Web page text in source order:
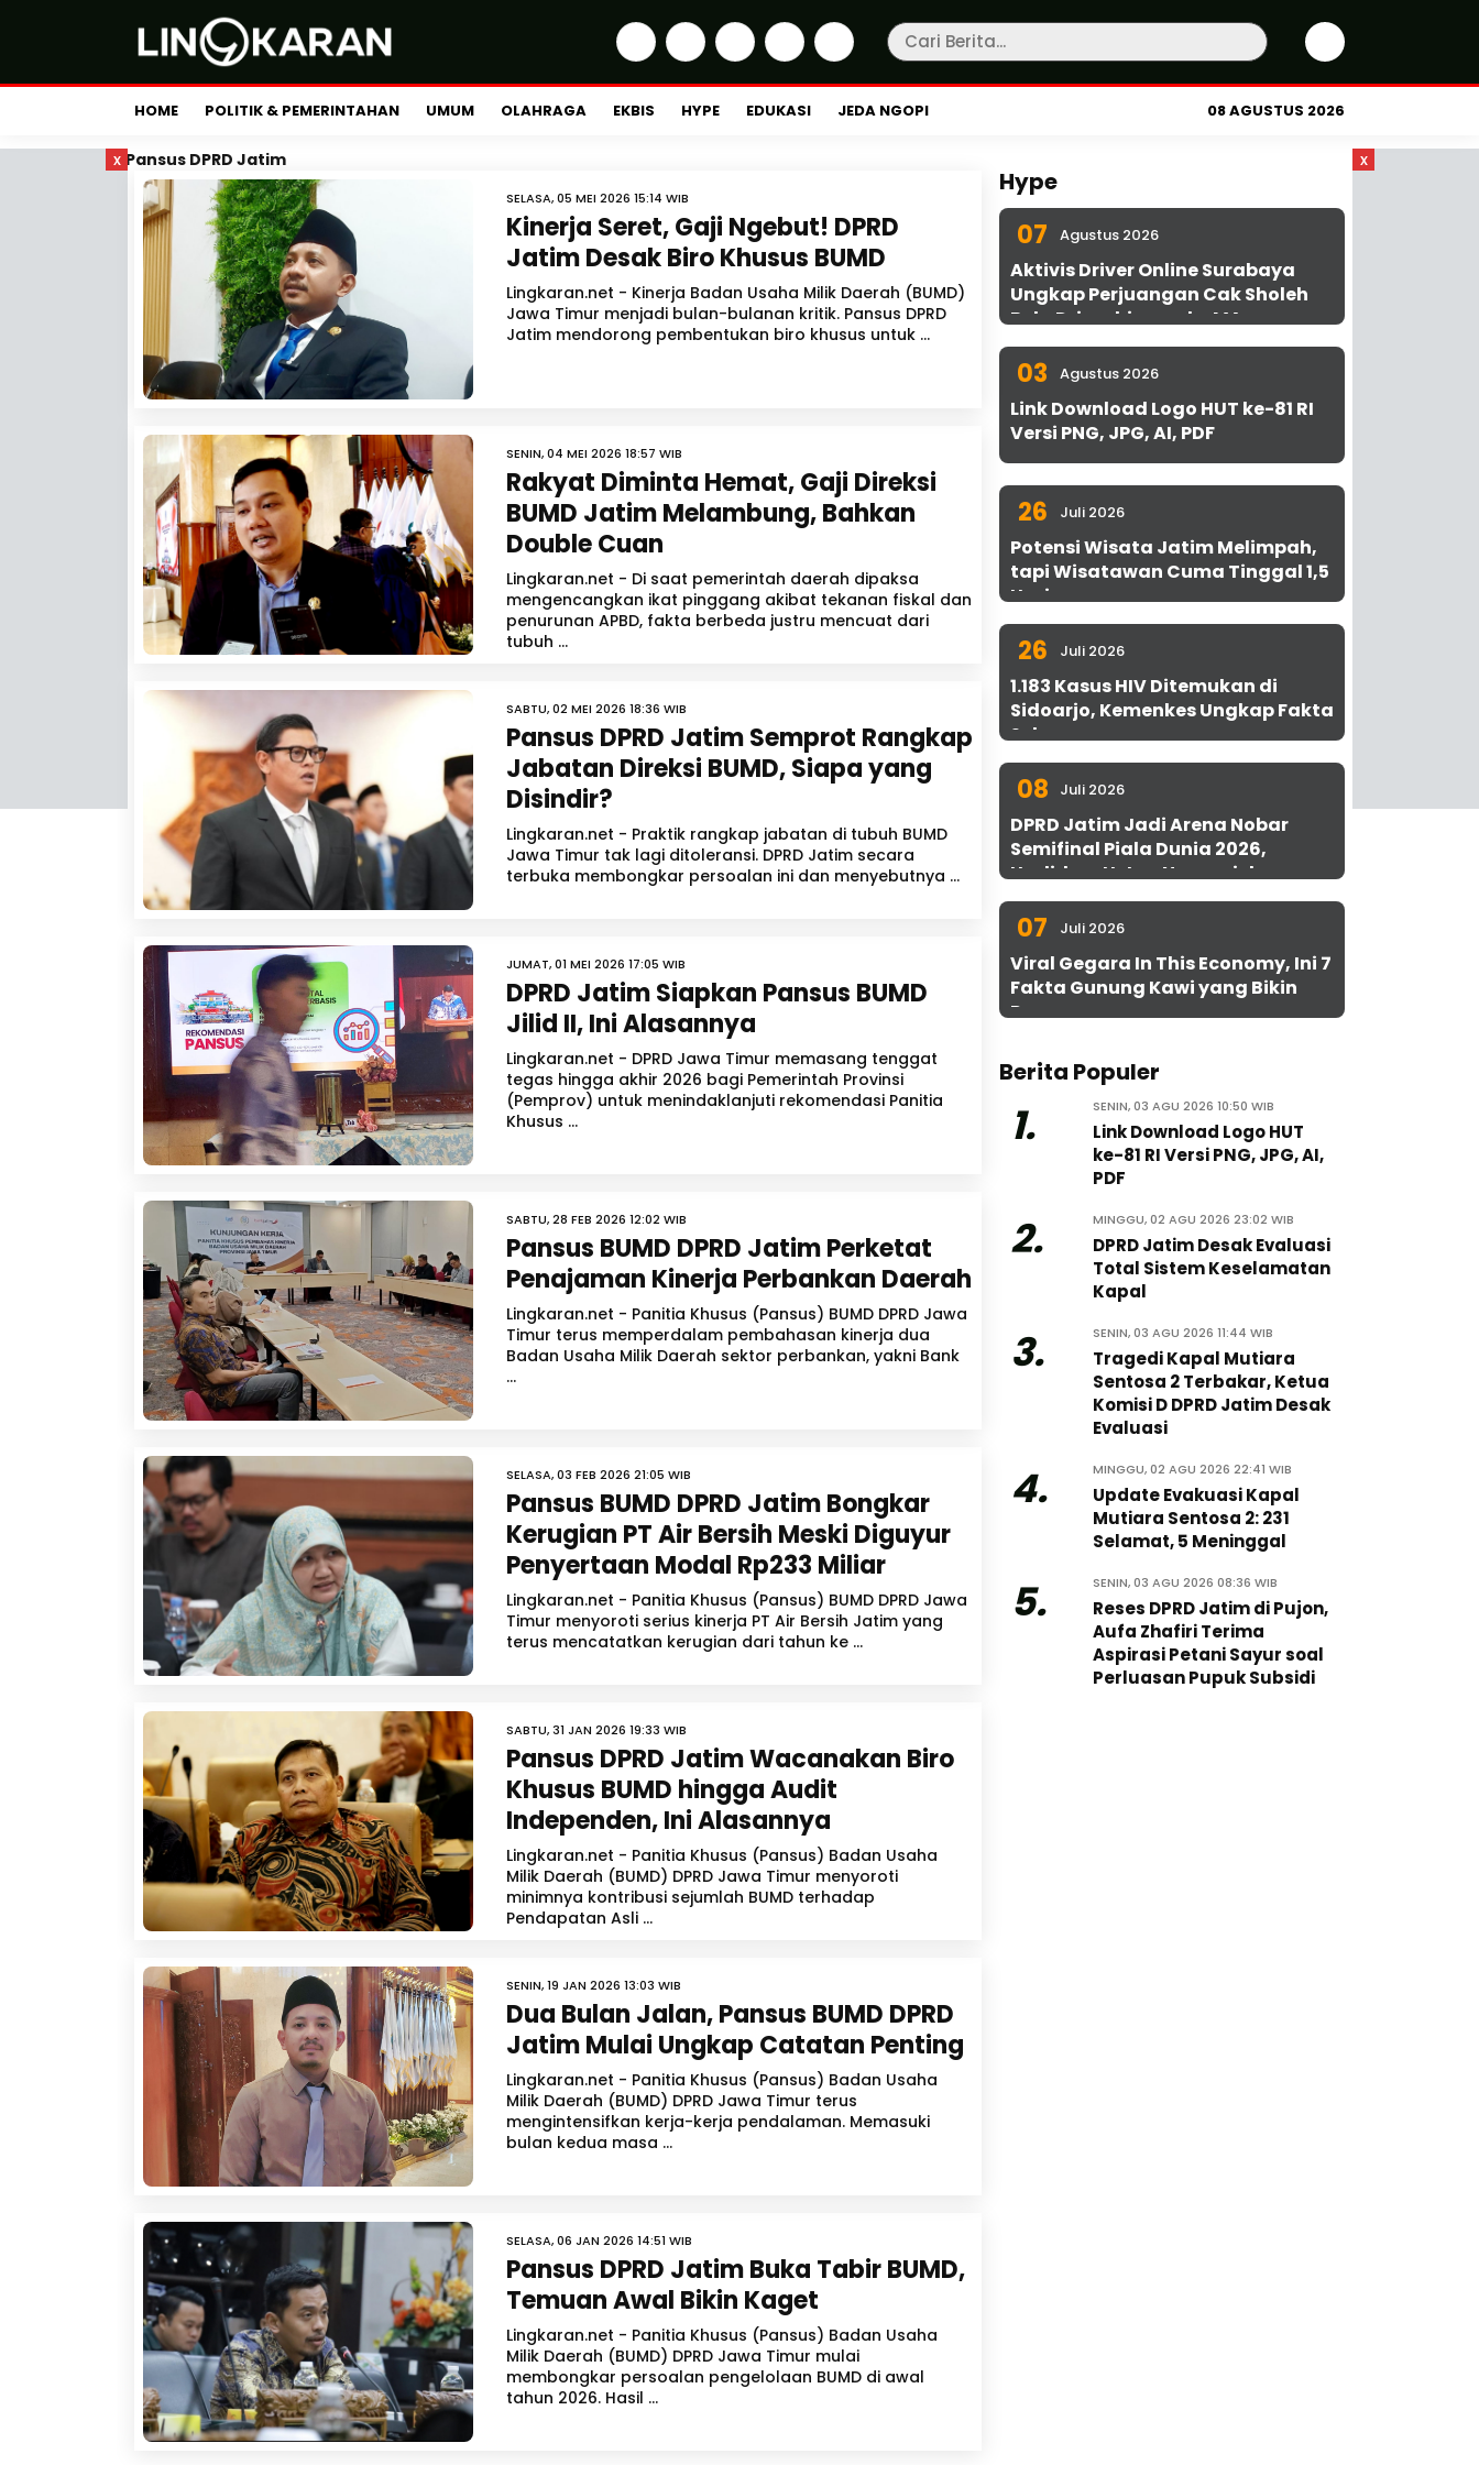
HOME POLITIK & PEMERINTAHAN UMUM OLAHRAGA EKBIS HYPE EDUKASI JEDA NGOPI 08 AGUSTUS 2026
x x
Pansus DPRD Jatim
SELASA, 05 MEI 2026 15:14 WIB
Kinerja Seret, Gaji Ngebut! DPRD
Jatim Desak Biro Khusus BUMD
Lingkaran.net - Kinerja Badan Usaha Milik Daerah (BUMD)
Jawa Timur menjadi bulan-bulanan kritik. Pansus DPRD
Jatim mendorong pembentukan biro khusus untuk ...
SENIN, 04 MEI 2026 18:57 WIB
Rakyat Diminta Hemat, Gaji Direksi
BUMD Jatim Melambung, Bahkan
Double Cuan
Lingkaran.net - Di saat pemerintah daerah dipaksa
mengencangkan ikat pinggang akibat tekanan fiskal dan
penurunan APBD, fakta berbeda justru mencuat dari
tubuh ...
SABTU, 02 MEI 2026 18:36 WIB
Pansus DPRD Jatim Semprot Rangkap
Jabatan Direksi BUMD, Siapa yang
Disindir?
Lingkaran.net - Praktik rangkap jabatan di tubuh BUMD
Jawa Timur tak lagi ditoleransi. DPRD Jatim secara
terbuka membongkar persoalan ini dan menyebutnya ...
JUMAT, 01 MEI 2026 17:05 WIB
DPRD Jatim Siapkan Pansus BUMD
Jilid II, Ini Alasannya
Lingkaran.net - DPRD Jawa Timur memasang tenggat
tegas hingga akhir 2026 bagi Pemerintah Provinsi
(Pemprov) untuk menindaklanjuti rekomendasi Panitia
Khusus ...
SABTU, 28 FEB 2026 12:02 WIB
Pansus BUMD DPRD Jatim Perketat
Penajaman Kinerja Perbankan Daerah
Lingkaran.net - Panitia Khusus (Pansus) BUMD DPRD Jawa
Timur terus memperdalam pembahasan kinerja dua
Badan Usaha Milik Daerah sektor perbankan, yakni Bank
...
SELASA, 03 FEB 2026 21:05 WIB
Pansus BUMD DPRD Jatim Bongkar
Kerugian PT Air Bersih Meski Diguyur
Penyertaan Modal Rp233 Miliar
Lingkaran.net - Panitia Khusus (Pansus) BUMD DPRD Jawa
Timur menyoroti serius kinerja PT Air Bersih Jatim yang
terus mencatatkan kerugian dari tahun ke ...
SABTU, 31 JAN 2026 19:33 WIB
Pansus DPRD Jatim Wacanakan Biro
Khusus BUMD hingga Audit
Independen, Ini Alasannya
Lingkaran.net - Panitia Khusus (Pansus) Badan Usaha
Milik Daerah (BUMD) DPRD Jawa Timur menyoroti
minimnya kontribusi sejumlah BUMD terhadap
Pendapatan Asli ...
SENIN, 19 JAN 2026 13:03 WIB
Dua Bulan Jalan, Pansus BUMD DPRD
Jatim Mulai Ungkap Catatan Penting
Lingkaran.net - Panitia Khusus (Pansus) Badan Usaha
Milik Daerah (BUMD) DPRD Jawa Timur terus
mengintensifkan kerja-kerja pendalaman. Memasuki
bulan kedua masa ...
SELASA, 06 JAN 2026 14:51 WIB
Pansus DPRD Jatim Buka Tabir BUMD,
Temuan Awal Bikin Kaget
Lingkaran.net - Panitia Khusus (Pansus) Badan Usaha
Milik Daerah (BUMD) DPRD Jawa Timur mulai
membongkar persoalan pengelolaan BUMD di awal
tahun 2026. Hasil ...
Hype
07 Agustus 2026
Aktivis Driver Online Surabaya
Ungkap Perjuangan Cak Sholeh
Bela Driver hingga ke MA
03 Agustus 2026
Link Download Logo HUT ke-81 RI
Versi PNG, JPG, AI, PDF
26 Juli 2026
Potensi Wisata Jatim Melimpah,
tapi Wisatawan Cuma Tinggal 1,5
Hari
26 Juli 2026
1.183 Kasus HIV Ditemukan di
Sidoarjo, Kemenkes Ungkap Fakta
Sebenarnya
08 Juli 2026
DPRD Jatim Jadi Arena Nobar
Semifinal Piala Dunia 2026,
Hadirkan Uston Nawawi dan
UMKM Gratis untuk 1.000 Warga
07 Juli 2026
Viral Gegara In This Economy, Ini 7
Fakta Gunung Kawi yang Bikin
Penasaran
Berita Populer
1. SENIN, 03 AGU 2026 10:50 WIB
Link Download Logo HUT
ke-81 RI Versi PNG, JPG, AI,
PDF
2. MINGGU, 02 AGU 2026 23:02 WIB
DPRD Jatim Desak Evaluasi
Total Sistem Keselamatan
Kapal
3. SENIN, 03 AGU 2026 11:44 WIB
Tragedi Kapal Mutiara
Sentosa 2 Terbakar, Ketua
Komisi D DPRD Jatim Desak
Evaluasi
4. MINGGU, 02 AGU 2026 22:41 WIB
Update Evakuasi Kapal
Mutiara Sentosa 2: 231
Selamat, 5 Meninggal
5. SENIN, 03 AGU 2026 08:36 WIB
Reses DPRD Jatim di Pujon,
Aufa Zhafiri Terima
Aspirasi Petani Sayur soal
Perluasan Pupuk Subsidi